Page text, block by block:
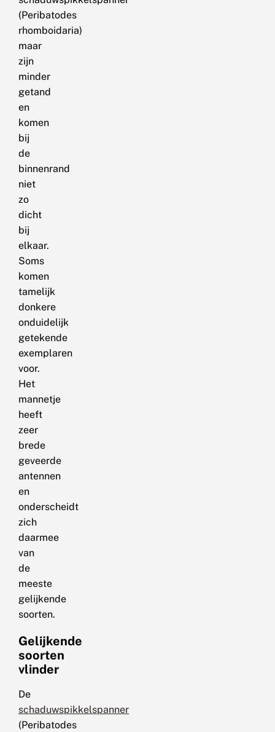
(Peribatodes
rhomboidaria)
maar
zijn
minder
getand
en
komen
bij
de
binnenrand
niet
zo
dicht
bij
elkaar.
Soms
komen
tamelijk
donkere
onduidelijk
getekende
exemplaren
voor.
Het
mannetje
heeft
zeer
brede
geveerde
antennen
en
onderscheidt
zich
daarmee
van
de
meeste
gelijkende
soorten.
Gelijkende
soorten
vlinder
De
schaduwspikkelspanner
(Peribatodes